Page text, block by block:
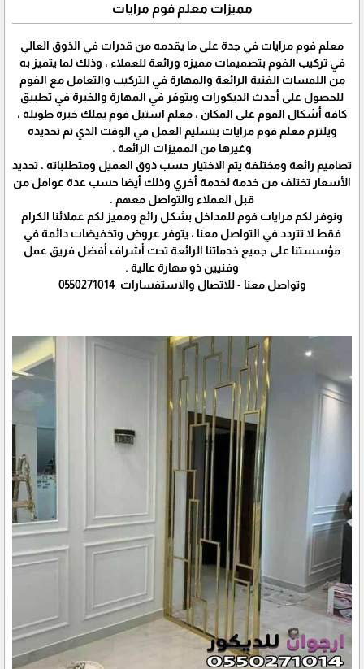
مميزات معلم فوم مرايات
معلم فوم مرايات في جدة على ما يقدمه من قدرات في الذوق العالي
في تركيب الفوم بتصميمات مميزه ورائعة للعملاء ، وذلك لما يتميز به
من اللمسات الفنية الرائعة والمهارة في التركيب والتعامل مع الفوم
للحصول على أحدث الديكورات ويتوفر في المهارة والخبرة في تطبيق
كافة أشكال الفوم على المكان ، معلم استيل فوم يملك خبرة طويلة ،
ويلتزم معلم فوم مرايات بتسليم العمل في الوقت الذي تم تحديده
وغيرها من المميزات الرائعة .
تصاميم رائعة ومختلفة يتم الاختيار حسب ذوق العميل ومتطلباته ، تحديد
الأسعار تختلف من خدمة لخدمة أخري وذلك أيضا حسب عدة عوامل من
قبل العملاء والتواصل معهم .
ونوفر لكم مرايات فوم للمداخل بشكل رائع ومميز لكم عملائنا الكرام
فقط لا تتردد في التواصل معنا ، يتوفر عروض وتخفيضات دائمة في
مؤسستنا على جميع خدماتنا الرائعة تحت أشراف أفضل فريق عمل
وفنيين ذو مهارة عالية .
وتواصل معنا - للاتصال والاستفسارات 0550271014